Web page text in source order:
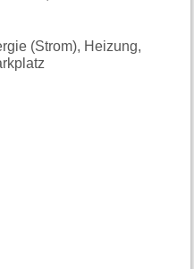
(Strom), Heizung,